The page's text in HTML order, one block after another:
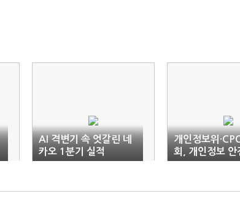
AI 격변기 속 엇갈린 네
카오 1분기 실적
개인정보위
회, 개인정보 안
체계 강화 논의